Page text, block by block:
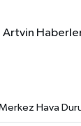
Artvin
Hava